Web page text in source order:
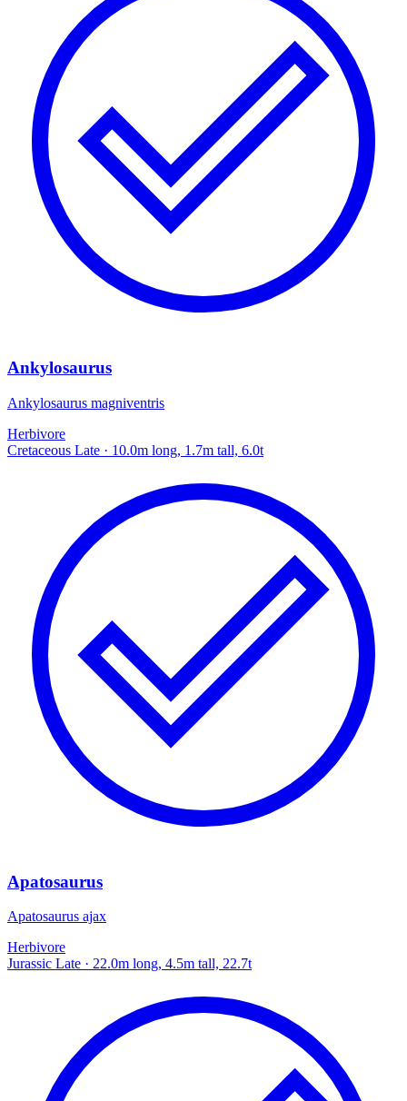
Ankylosaurus
Ankylosaurus magniventris
Herbivore
Cretaceous Late · 10.0m long, 1.7m tall, 6.0t
Apatosaurus
Apatosaurus ajax
Herbivore
Jurassic Late · 22.0m long, 4.5m tall, 22.7t